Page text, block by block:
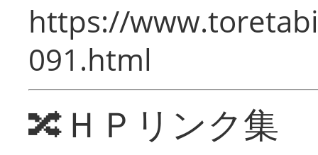
https://
091.html
🔀ＨＰリンク集